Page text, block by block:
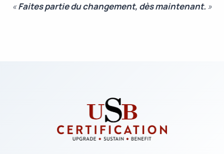
«Faites partie du changement, dès maintenant. »